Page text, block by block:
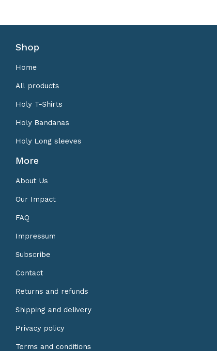
Shop
Home
All products
Holy T-Shirts
Holy Bandanas
Holy Long sleeves
More
About Us
Our Impact
FAQ
Impressum
Subscribe
Contact
Returns and refunds
Shipping and delivery
Privacy policy
Terms and conditions